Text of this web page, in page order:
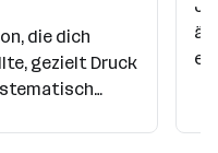
die dich
gezielt Druck